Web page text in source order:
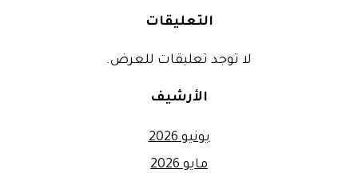
التعليقات
لا توجد تعليقات للعرض.
الأرشيف
يونيو 2026
مايو 2026